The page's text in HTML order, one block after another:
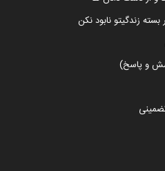
زندگیتو نابود نکن
و پاسخ)